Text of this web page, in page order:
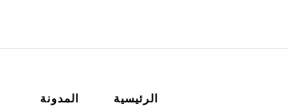
الرئيسية المدونة